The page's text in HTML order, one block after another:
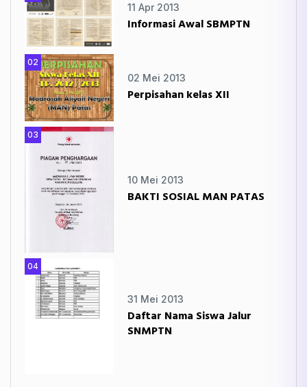
11 Apr 2013
Informasi Awal SBMPTN
02
02 Mei 2013
Perpisahan kelas XII
03
10 Mei 2013
BAKTI SOSIAL MAN PATAS
04
31 Mei 2013
Daftar Nama Siswa Jalur
SNMPTN